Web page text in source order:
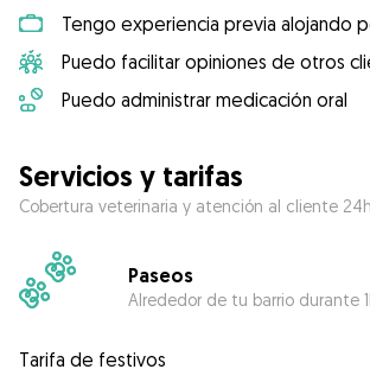
Tengo experiencia previa alojando
Puedo facilitar opiniones de otros
Puedo administrar medicación oral
Servicios y tarifas
Cobertura veterinaria y atención al cliente
Paseos
Alrededor de tu barrio durante
Tarifa de festivos